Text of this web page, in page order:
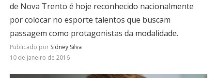
de Nova Trento é hoje reconhecido nacionalmente
por colocar no esporte talentos que buscam
passagem como protagonistas da modalidade.
Publicado por Sidney Silva
10 de janeiro de 2016